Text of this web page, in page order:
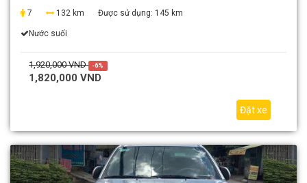
7
132 km Được sử dụng: 145 km
Nước suối
1,920,000 VND -6%
1,820,000 VND
Đặt xe